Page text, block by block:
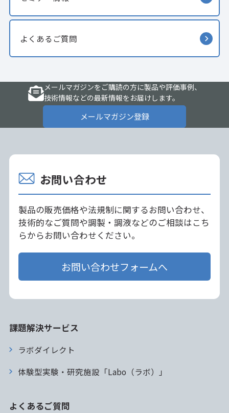
よくあるご質問
メールマガジンをご購読の方に製品や評価事例、
技術情報などの最新情報をお届けします。
メールマガジン登録
お問い合わせ
製品の販売価格や法規制に関するお問い合わせ、
技術的なご質問や調製・調液などのご相談はこち
らからお問い合わせください。
お問い合わせフォームへ
課題解決サービス
ラボダイレクト
体験型実験・研究施設「Labo（ラボ）」
よくあるご質問